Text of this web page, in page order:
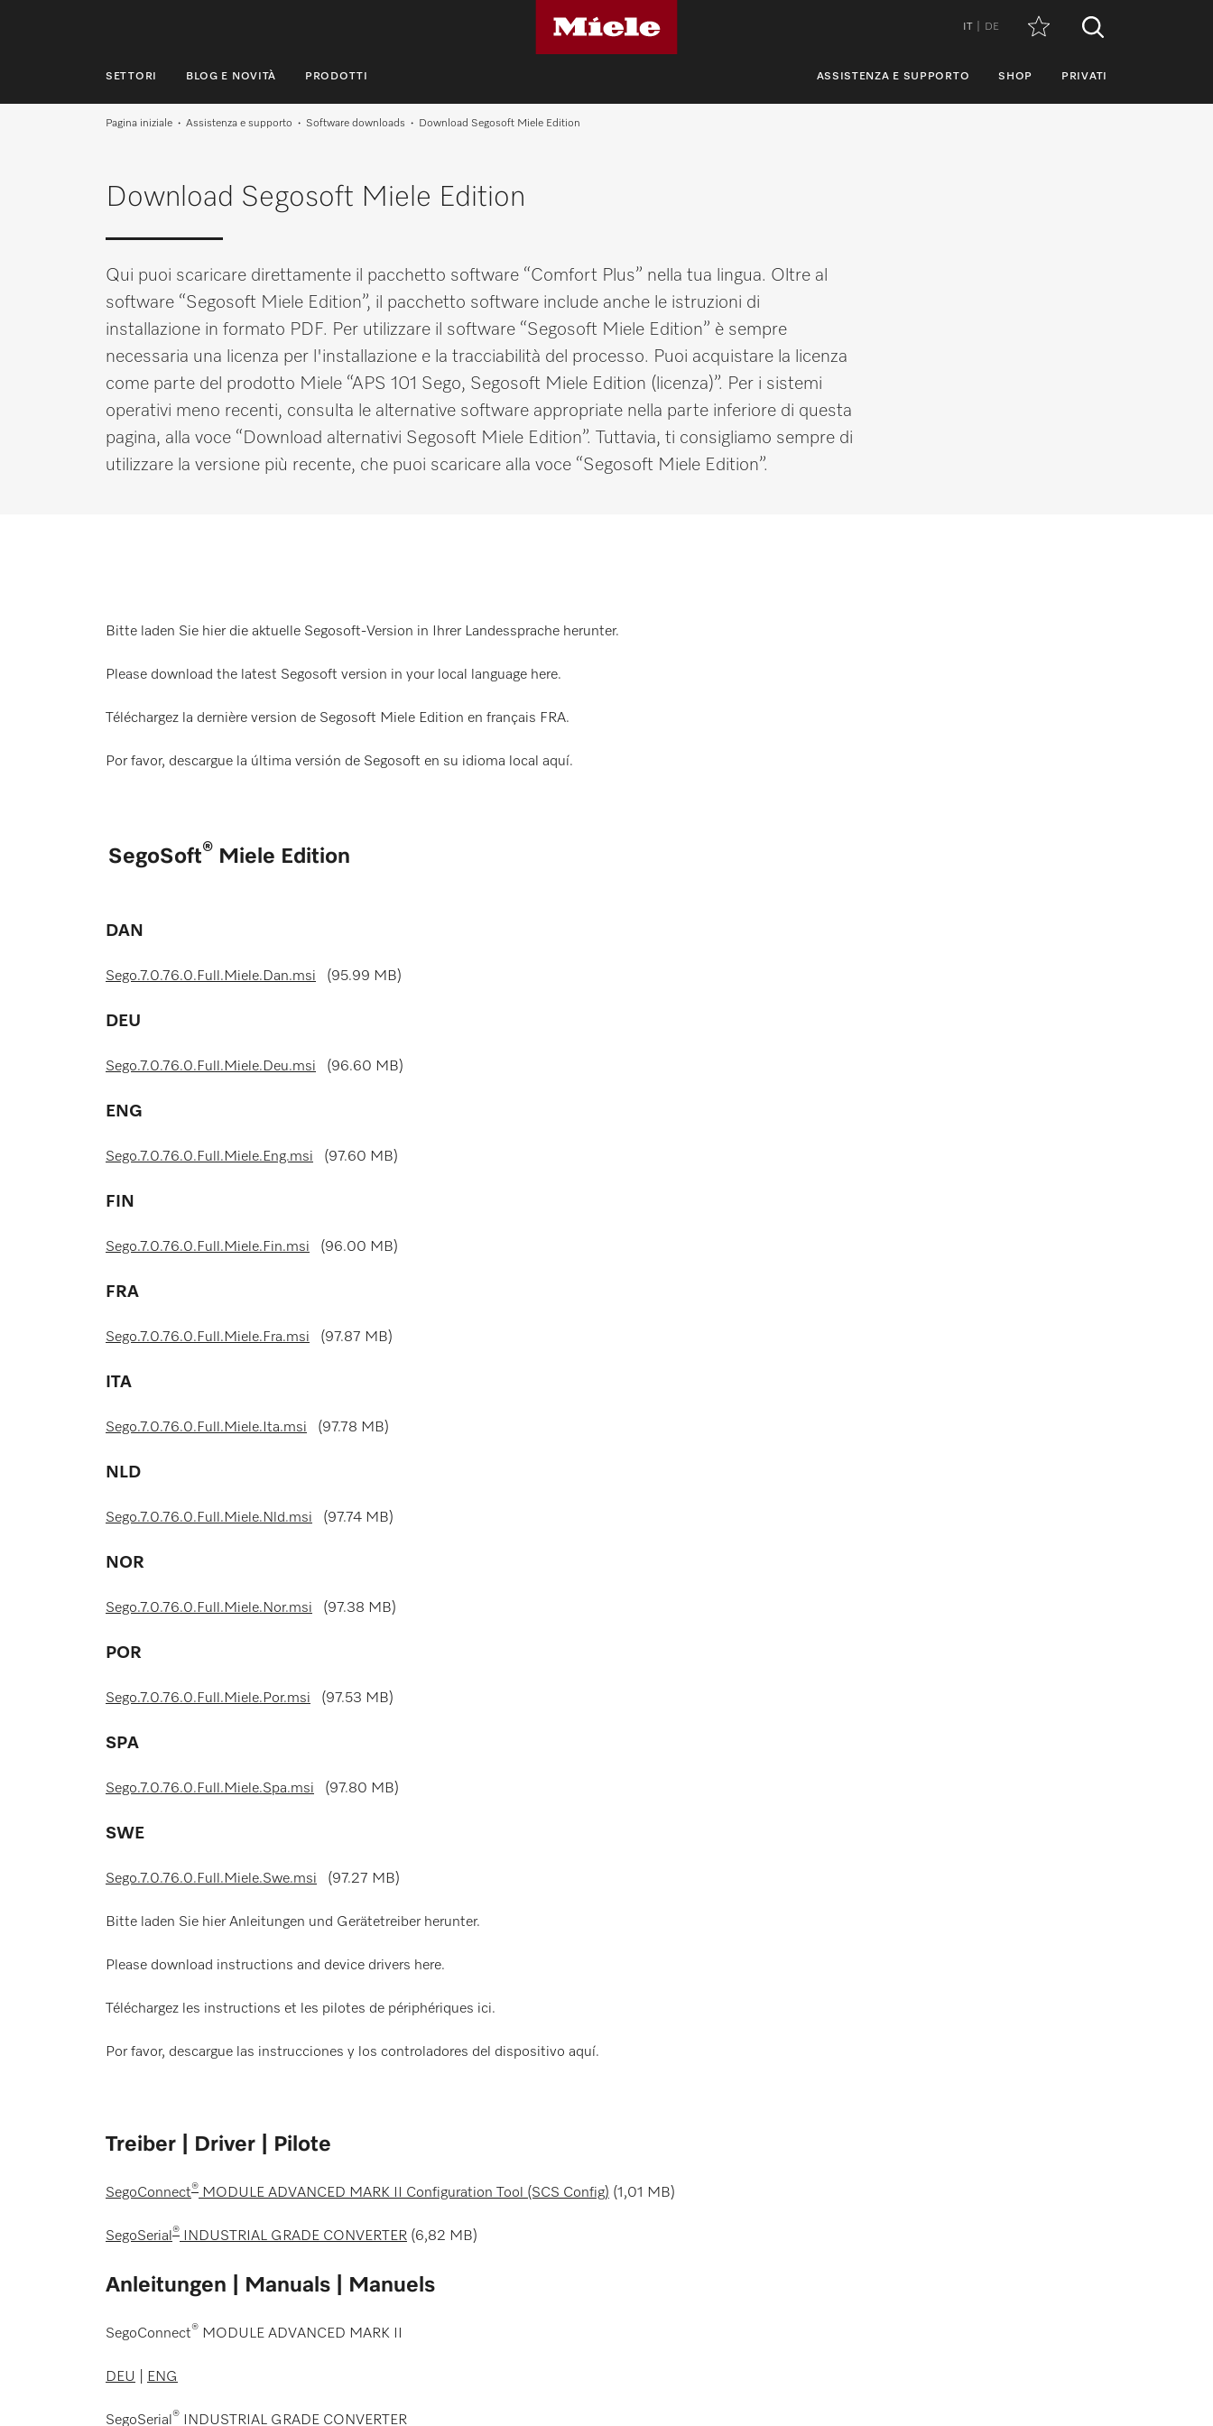
IT DE
SETTORI BLOG E NOVITÀ PRODOTTI ASSISTENZA E SUPPORTO SHOP PRIVATI
SETTORI
PRODOTTI
ASSISTENZA E SUPPORTO
Ricerca
Pagina iniziale Assistenza e supporto Software downloads Download Segosoft Miele Edition
Download Segosoft Miele Edition
Qui puoi scaricare direttamente il pacchetto software “Comfort Plus” nella tua lingua. Oltre al
software “Segosoft Miele Edition”, il pacchetto software include anche le istruzioni di
installazione in formato PDF. Per utilizzare il software “Segosoft Miele Edition” è sempre
necessaria una licenza per l'installazione e la tracciabilità del processo. Puoi acquistare la licenza
come parte del prodotto Miele “APS 101 Sego, Segosoft Miele Edition (licenza)”. Per i sistemi
operativi meno recenti, consulta le alternative software appropriate nella parte inferiore di questa
pagina, alla voce “Download alternativi Segosoft Miele Edition”. Tuttavia, ti consigliamo sempre di
utilizzare la versione più recente, che puoi scaricare alla voce “Segosoft Miele Edition”.
Bitte laden Sie hier die aktuelle Segosoft-Version in Ihrer Landessprache herunter.
Please download the latest Segosoft version in your local language here.
Téléchargez la dernière version de Segosoft Miele Edition en français FRA.
Por favor, descargue la última versión de Segosoft en su idioma local aquí.
SegoSoft® Miele Edition
DAN
Sego.7.0.76.0.Full.Miele.Dan.msi (95.99 MB)
DEU
Sego.7.0.76.0.Full.Miele.Deu.msi (96.60 MB)
ENG
Sego.7.0.76.0.Full.Miele.Eng.msi (97.60 MB)
FIN
Sego.7.0.76.0.Full.Miele.Fin.msi (96.00 MB)
FRA
Sego.7.0.76.0.Full.Miele.Fra.msi (97.87 MB)
ITA
Sego.7.0.76.0.Full.Miele.Ita.msi (97.78 MB)
NLD
Sego.7.0.76.0.Full.Miele.Nld.msi (97.74 MB)
NOR
Sego.7.0.76.0.Full.Miele.Nor.msi (97.38 MB)
POR
Sego.7.0.76.0.Full.Miele.Por.msi (97.53 MB)
SPA
Sego.7.0.76.0.Full.Miele.Spa.msi (97.80 MB)
SWE
Sego.7.0.76.0.Full.Miele.Swe.msi (97.27 MB)
Bitte laden Sie hier Anleitungen und Gerätetreiber herunter.
Please download instructions and device drivers here.
Téléchargez les instructions et les pilotes de périphériques ici.
Por favor, descargue las instrucciones y los controladores del dispositivo aquí.
Treiber | Driver | Pilote
SegoConnect® MODULE ADVANCED MARK II Configuration Tool (SCS Config) (1,01 MB)
SegoSerial ® INDUSTRIAL GRADE CONVERTER (6,82 MB)
Anleitungen | Manuals | Manuels
SegoConnect® MODULE ADVANCED MARK II
DEU ENG
SegoSerial ® INDUSTRIAL GRADE CONVERTER